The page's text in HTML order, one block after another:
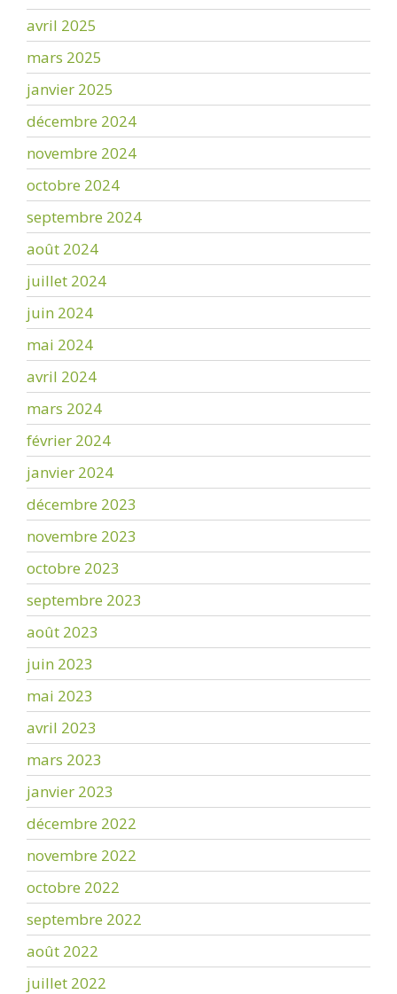
avril 2025
mars 2025
janvier 2025
décembre 2024
novembre 2024
octobre 2024
septembre 2024
août 2024
juillet 2024
juin 2024
mai 2024
avril 2024
mars 2024
février 2024
janvier 2024
décembre 2023
novembre 2023
octobre 2023
septembre 2023
août 2023
juin 2023
mai 2023
avril 2023
mars 2023
janvier 2023
décembre 2022
novembre 2022
octobre 2022
septembre 2022
août 2022
juillet 2022